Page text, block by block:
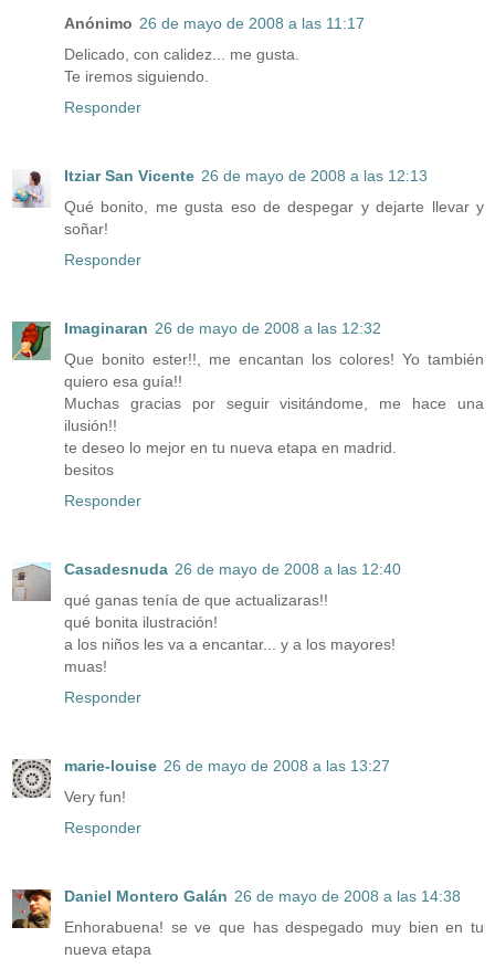
Anónimo 26 de mayo de 2008 a las 11:17
Delicado, con calidez... me gusta.
Te iremos siguiendo.
Responder
Itziar San Vicente 26 de mayo de 2008 a las 12:13
Qué bonito, me gusta eso de despegar y dejarte llevar y
soñar!
Responder
Imaginaran 26 de mayo de 2008 a las 12:32
Que bonito ester!!, me encantan los colores! Yo también
quiero esa guía!!
Muchas gracias por seguir visitándome, me hace una
ilusión!!
te deseo lo mejor en tu nueva etapa en madrid.
besitos
Responder
Casadesnuda 26 de mayo de 2008 a las 12:40
qué ganas tenía de que actualizaras!!
qué bonita ilustración!
a los niños les va a encantar... y a los mayores!
muas!
Responder
marie-louise 26 de mayo de 2008 a las 13:27
Very fun!
Responder
Daniel Montero Galán 26 de mayo de 2008 a las 14:38
Enhorabuena! se ve que has despegado muy bien en tu
nueva etapa